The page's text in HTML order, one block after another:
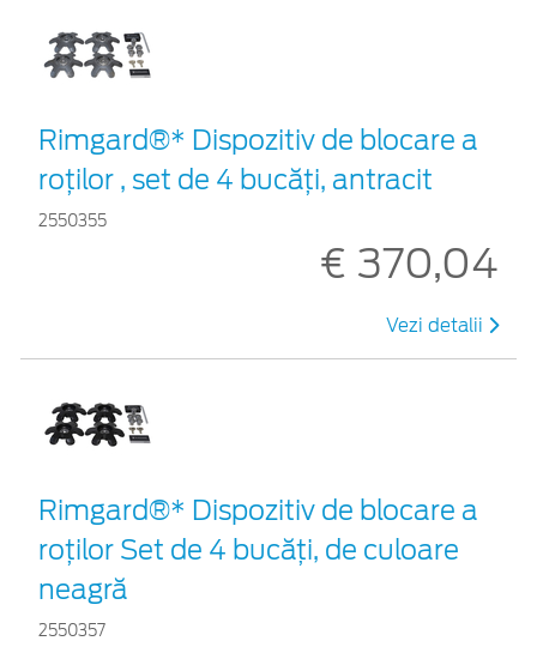
Rimgard®* Dispozitiv de blocare a
roților , set de 4 bucăți, antracit
2550355
€ 370,04
Vezi detalii
Rimgard®* Dispozitiv de blocare a
roților Set de 4 bucăți, de culoare
neagră
2550357